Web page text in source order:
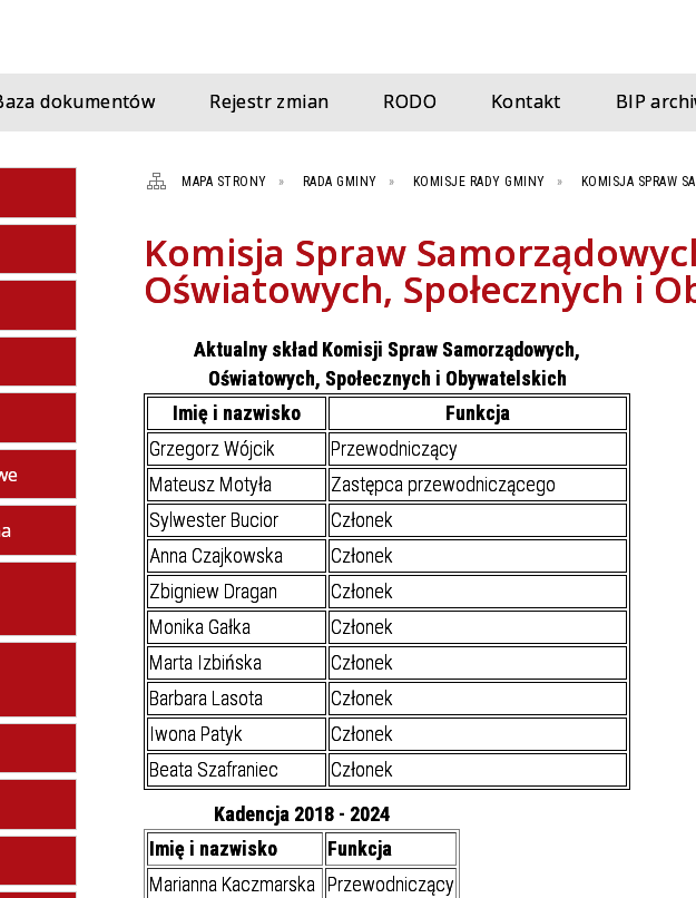
dokumentów Rejestr zmian RODO Kontakt BIP
MAPA STRONY RADA GMINY KOMISJE RADY GMINY KOMISJA SPRAW
Komisja Spraw
Oświatowych, Społecznych i
Aktualny skład Komisji Spraw Samorządowych,
Oświatowych, Społecznych i Obywatelskich
Imię i nazwisko
Funkcja
Grzegorz Wójcik
Przewodniczący
Mateusz Motyła
Zastępca przewodniczącego
Sylwester Bucior
Członek
Anna Czajkowska
Członek
Zbigniew Dragan
Członek
Monika Gałka
Członek
Marta Izbińska
Członek
Barbara Lasota
Członek
Iwona Patyk
Członek
Beata Szafraniec
Członek
Kadencja 2018 - 2024
Imię i nazwisko
Funkcja
Marianna Kaczmarska Przewodniczący